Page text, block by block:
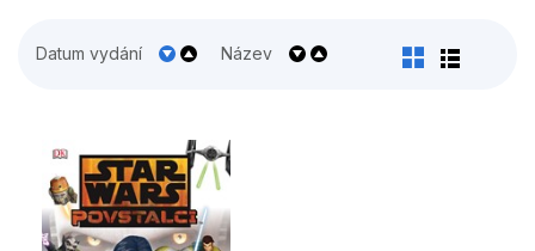
Zdraví a životní styl
Datum vydání Název